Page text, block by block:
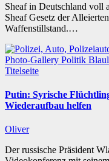
Sheaf in Deutschland voll
Sheaf Gesetz der
Waffenstillstand.…
Photo-Gallery Politik
Titelseite
Putin: Syrische
Wiederaufbau helfen
Oliver
Der russische Präsident